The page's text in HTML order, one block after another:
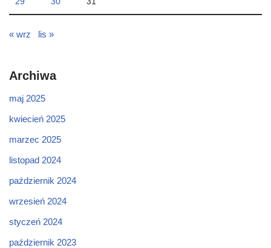
« wrz lis »
Archiwa
maj 2025
kwiecień 2025
marzec 2025
listopad 2024
październik 2024
wrzesień 2024
styczeń 2024
październik 2023